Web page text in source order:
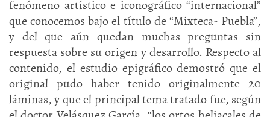
fenómeno artístico e iconográfico “internacional”
que conocemos bajo el título de “Mixteca- Puebla”,
y del que aún quedan muchas preguntas sin
respuesta sobre su origen y desarrollo. Respecto al
contenido, el estudio epigráfico demostró que el
original pudo haber tenido originalmente 20
láminas, y que el principal tema tratado fue, según